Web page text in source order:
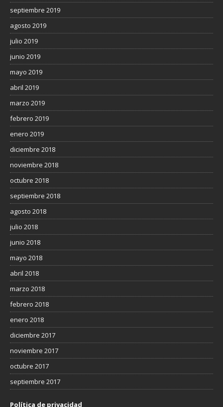
septiembre 2019
agosto 2019
julio 2019
junio 2019
mayo 2019
abril 2019
marzo 2019
febrero 2019
enero 2019
diciembre 2018
noviembre 2018
octubre 2018
septiembre 2018
agosto 2018
julio 2018
junio 2018
mayo 2018
abril 2018
marzo 2018
febrero 2018
enero 2018
diciembre 2017
noviembre 2017
octubre 2017
septiembre 2017
Política de privacidad